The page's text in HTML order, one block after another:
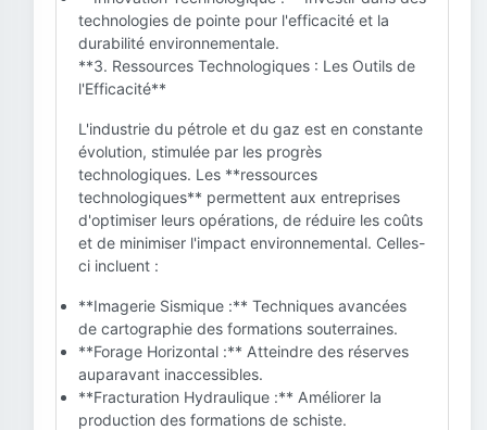
technologies de pointe pour l'efficacité et la
durabilité environnementale.
**3. Ressources Technologiques : Les Outils de
l'Efficacité**
L'industrie du pétrole et du gaz est en constante
évolution, stimulée par les progrès
technologiques. Les **ressources
technologiques** permettent aux entreprises
d'optimiser leurs opérations, de réduire les coûts
et de minimiser l'impact environnemental. Celles-
ci incluent :
**Imagerie Sismique :** Techniques avancées
de cartographie des formations souterraines.
**Forage Horizontal :** Atteindre des réserves
auparavant inaccessibles.
**Fracturation Hydraulique :** Améliorer la
production des formations de schiste.